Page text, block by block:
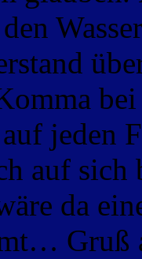
jeden
auf sich
da
Gruß